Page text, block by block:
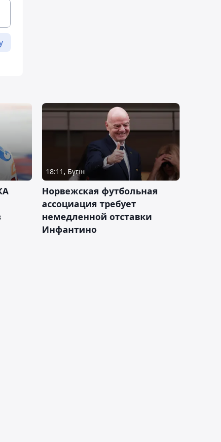
18:11, Бүгін
Норвежская футбольная
ассоциация требует
немедленной отставки
Инфантино